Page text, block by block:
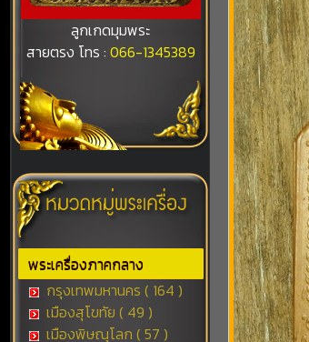
ลูกเกดมุมพระ
สายตรง โทร : 066-1345389
พระเครื่องภาคกลาง
กรุงเทพมหานคร ( 164 )
เมืองสุโขทัย ( 49 )
เมืองพิษณุโลก ( 57 )